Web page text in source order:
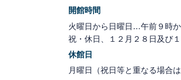
開館時間
火曜日から日曜日…午前９時
祝・休日、１２月２８日及び
休館日
月曜日（祝日等と重なる場合